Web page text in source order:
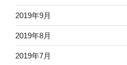
2019年9月
2019年8月
2019年7月